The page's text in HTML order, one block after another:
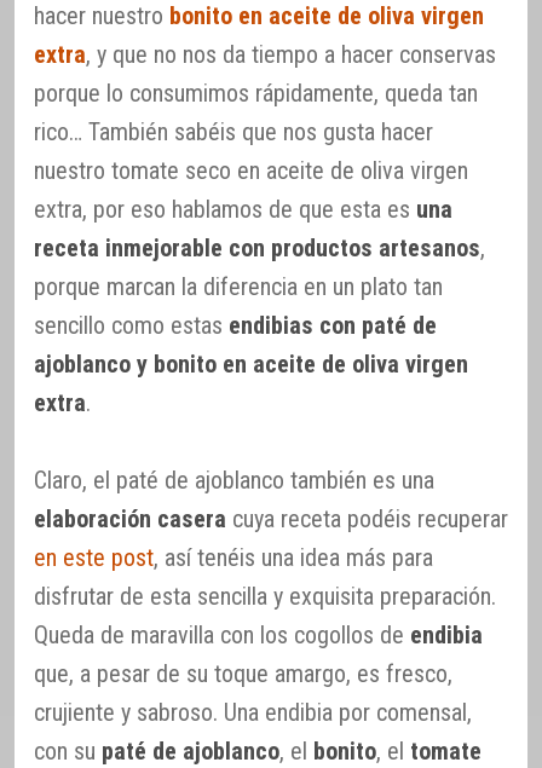
hacer nuestro bonito en aceite de oliva virgen
extra, y que no nos da tiempo a hacer conservas
porque lo consumimos rápidamente, queda tan
rico… También sabéis que nos gusta hacer
nuestro tomate seco en aceite de oliva virgen
extra, por eso hablamos de que esta es una
receta inmejorable con productos artesanos,
porque marcan la diferencia en un plato tan
sencillo como estas endibias con paté de
ajoblanco y bonito en aceite de oliva virgen
extra.
Claro, el paté de ajoblanco también es una
elaboración casera cuya receta podéis recuperar
en este post, así tenéis una idea más para
disfrutar de esta sencilla y exquisita preparación.
Queda de maravilla con los cogollos de endibia
que, a pesar de su toque amargo, es fresco,
crujiente y sabroso. Una endibia por comensal,
con su paté de ajoblanco, el bonito, el tomate